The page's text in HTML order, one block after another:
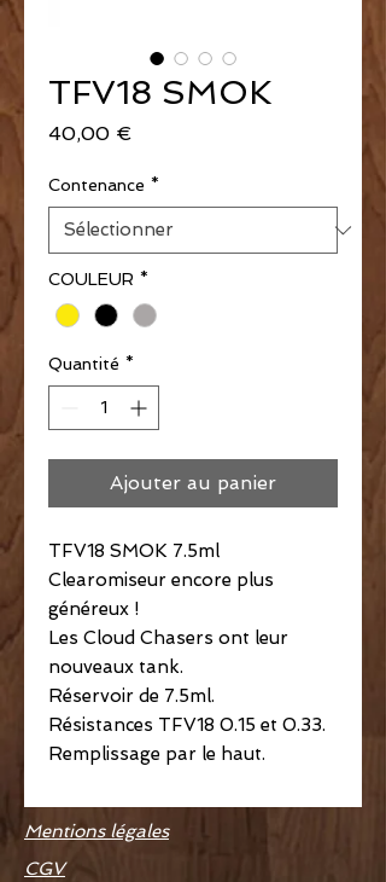
TFV18 SMOK
40,00 €
Contenance *
COULEUR *
Quantité *
Ajouter au panier
TFV18 SMOK 7.5ml
Clearomiseur encore plus
généreux !
Les Cloud Chasers ont leur
nouveaux tank.
Réservoir de 7.5ml.
Résistances TFV18 0.15 et 0.33.
Remplissage par le haut.
Mentions légales
CGV